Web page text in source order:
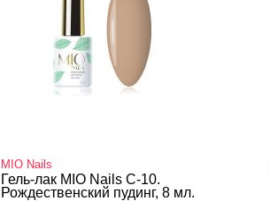
MIO Nails
Гель-лак MIO Nails C-10.
Рождественский пудинг, 8 мл.